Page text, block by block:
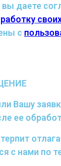
даете
с
Вашу
ее
с нами по